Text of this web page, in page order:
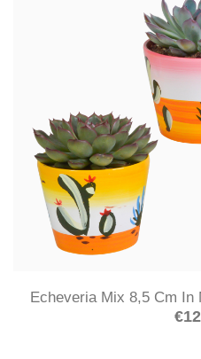
Echeveria Mix 8,5 Cm In
€